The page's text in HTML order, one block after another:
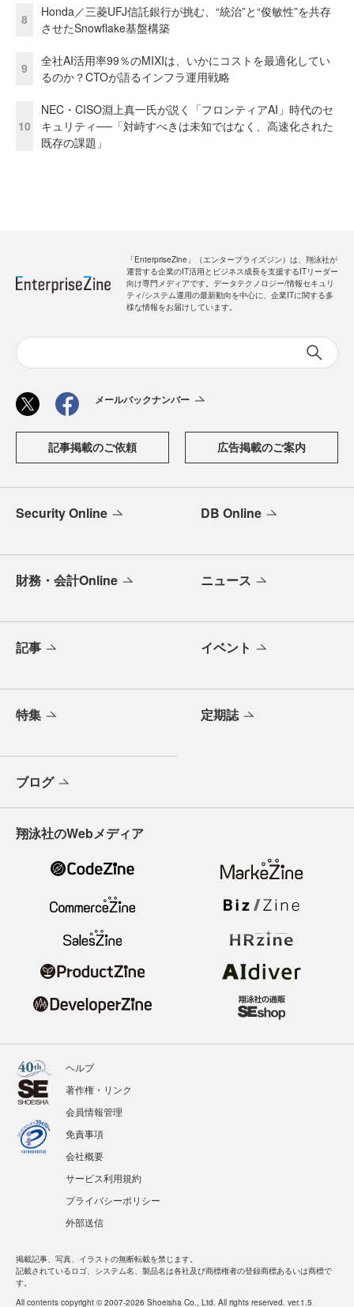
8
Honda／三菱UFJ信託銀行が挑む、“統治”と“俊敏性”を共存
させたSnowflake基盤構築
9
全社AI活用率99％のMIXIは、いかにコストを最適化してい
るのか？CTOが語るインフラ運用戦略
10
NEC・CISO淵上真一氏が説く「フロンティアAI」時代のセ
キュリティ──「対峙すべきは未知ではなく、高速化された
既存の課題」
「EnterpriseZine」（エンタープライズジン）は、翔泳社が
運営する企業のIT活用とビジネス成長を支援するITリーダー
向け専門メディアです。データテクノロジー/情報セキュリ
ティ/システム運用の最新動向を中心に、企業ITに関する多
様な情報をお届けしています。
メールバックナンバー
記事掲載のご依頼 広告掲載のご案内
Security Online DB Online
財務・会計Online ニュース
記事 イベント
特集 定期誌
ブログ
翔泳社のWebメディア
ヘルプ
著作権・リンク
会員情報管理
免責事項
会社概要
サービス利用規約
プライバシーポリシー
外部送信
掲載記事、写真、イラストの無断転載を禁じます。
記載されているロゴ、システム名、製品名は各社及び商標権者の登録商標あるいは商標で
す。
All contents copyright © 2007-2026 Shoeisha Co., Ltd. All rights reserved. ver.1.5